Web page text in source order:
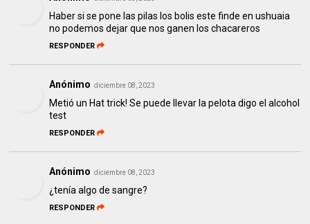
Haber si se pone las pilas los bolis este finde en ushuaia
no podemos dejar que nos ganen los chacareros
RESPONDER
Anónimo diciembre 08, 2023
Metió un Hat trick! Se puede llevar la pelota digo el alcohol
test
RESPONDER
Anónimo diciembre 08, 2023
¿tenía algo de sangre?
RESPONDER